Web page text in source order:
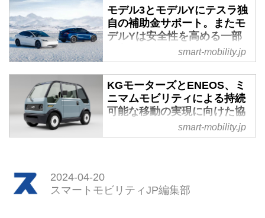
N.V.はアルファロメオのコンパク
トクロスオーバーSUV「ミラノ
（MILANO）」を発表した。フル
バッテリーEVの「エレットリカ
（ELETTRICA）」のほか、1.2L
直3ターボエンジン（156ps／
260Nm）を搭載したマイルドハ
イブリッドの「イブリダ
（IBRIDA）」もラインナップさ
れているが、ここではEVを中心
モデル3とモデルYにテスラ独
自の補助金サポート。またモ
デルYは安全性を高める一部
改良も - スマートモビリティ
JP
2024年4月2日、テスラモーター
ズジャパンはセダンのモデル3
と、その兄弟車であるSUVのモデ
ルYの車両価格を改定して発売を
開始。新たなCEV補助金の発表を
smart-mobility.jp
KGモーターズとENEOS、ミ
ニマムモビリティによる持続
可能な移動の実現に向けた協
業の覚書を締結 - スマートモ
ビリティJP
ムモビリティ」による持続可能な
移動の実現に向けて、ENEOSと
smart-mobility.jp
2024-04-20
スマートモビリティJP編集部